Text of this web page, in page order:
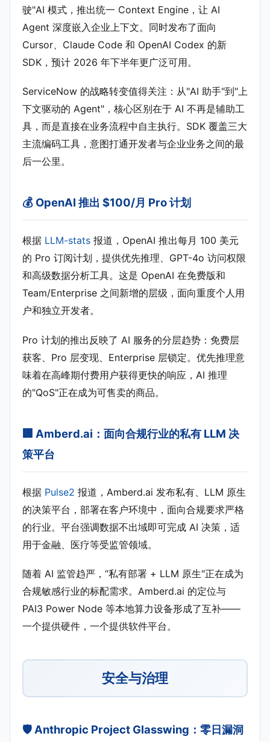
驶"AI 模式，推出统一 Context Engine，让 AI
Agent 深度嵌入企业上下文。同时发布了面向
Cursor、Claude Code 和 OpenAI Codex 的新
SDK，预计 2026 年下半年更广泛可用。
ServiceNow 的战略转变值得关注：从"AI 助手"到"上
下文驱动的 Agent"，核心区别在于 AI 不再是辅助工
具，而是直接在业务流程中自主执行。SDK 覆盖三大
主流编码工具，意图打通开发者与企业业务之间的最
后一公里。
💰 OpenAI 推出 $100/月 Pro 计划
根据 LLM-stats 报道，OpenAI 推出每月 100 美元
的 Pro 订阅计划，提供优先推理、GPT-4o 访问权限
和高级数据分析工具。这是 OpenAI 在免费版和
Team/Enterprise 之间新增的层级，面向重度个人用
户和独立开发者。
Pro 计划的推出反映了 AI 服务的分层趋势：免费层
获客、Pro 层变现、Enterprise 层锁定。优先推理意
味着在高峰期付费用户获得更快的响应，AI 推理
的"QoS"正在成为可售卖的商品。
🏢 Amberd.ai：面向合规行业的私有 LLM 决
策平台
根据 Pulse2 报道，Amberd.ai 发布私有、LLM 原生
的决策平台，部署在客户环境中，面向合规要求严格
的行业。平台强调数据不出域即可完成 AI 决策，适
用于金融、医疗等受监管领域。
随着 AI 监管趋严，“私有部署 + LLM 原生"正在成为
合规敏感行业的标配需求。Amberd.ai 的定位与
PAI3 Power Node 等本地算力设备形成了互补——
一个提供硬件，一个提供软件平台。
安全与治理
🛡️ Anthropic Project Glasswing：零日漏洞